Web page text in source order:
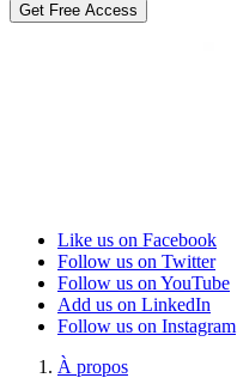
Like us on Facebook
Follow us on Twitter
Follow us on YouTube
Add us on LinkedIn
Follow us on Instagram
À propos